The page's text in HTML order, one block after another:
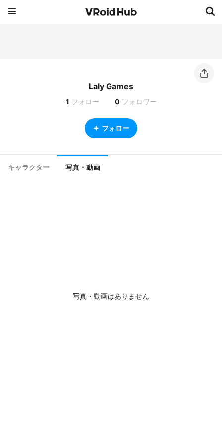
Laly Games
1 フォロー 0 フォロワー
フォロー
キャラクター 写真・動画
写真・動画はありません